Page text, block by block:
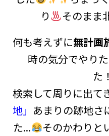
り
そのまま
何も考えずに無計画
時の気分でやり
た
検索して周りに出て
地」 あまりの跡地さ
た...
そのかわりと